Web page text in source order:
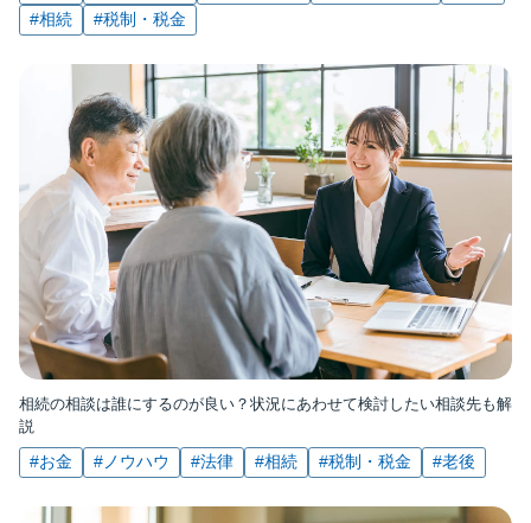
#相続 #税制・税金
相続の相談は誰にするのが良い？状況にあわせて検討したい相談先も解
説
#お金 #ノウハウ #法律 #相続 #税制・税金 #老後